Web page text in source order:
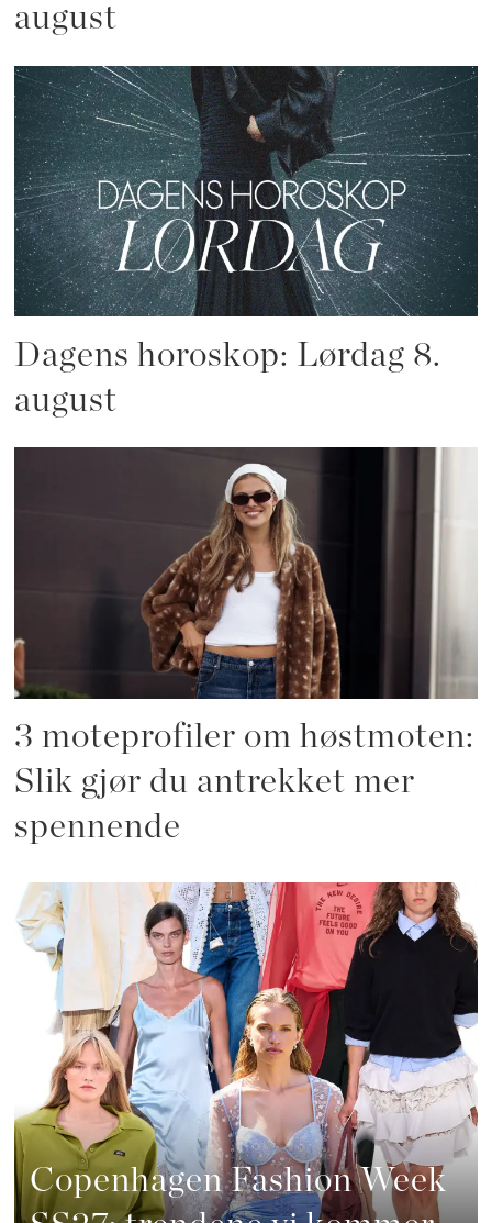
august
Dagens horoskop: Lørdag 8.
august
3 moteprofiler om høstmoten:
Slik gjør du antrekket mer
spennende
Copenhagen Fashion Week